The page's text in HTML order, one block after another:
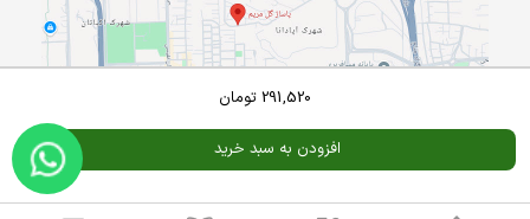
291,520 تومان
افزودن به سبد خرید
A Pluss
Powered By